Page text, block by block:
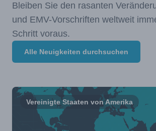
Bleiben Sie den rasanten
und EMV-Vorschriften weltweit
Schritt voraus.
Alle Neuigkeiten durchsuchen
Vereinigte Staaten von Amerika